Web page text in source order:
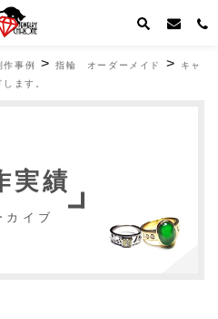
事例 >指輪 オーダーメイド >
キャ
ます。
実績
カイブ